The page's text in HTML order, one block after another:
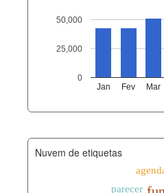
Jan Fev Mar
0
25,000
50,000
Nuvem de etiquetas